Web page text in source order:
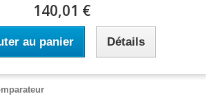
140,01 €
au panier Détails